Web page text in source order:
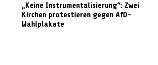
„Keine Instrumentalisierung“: Zwei
Kirchen protestieren gegen AfD-
Wahlplakate